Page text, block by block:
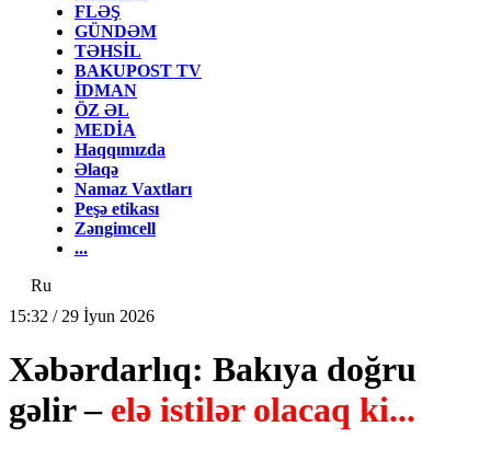
FLƏŞ
GÜNDƏM
TƏHSİL
BAKUPOST TV
İDMAN
ÖZ ƏL
MEDİA
Haqqımızda
Əlaqə
Namaz Vaxtları
Peşə etikası
Zəngimcell
...
Ru
15:32 / 29 İyun 2026
Xəbərdarlıq: Bakıya doğru
gəlir – elə istilər olacaq ki...